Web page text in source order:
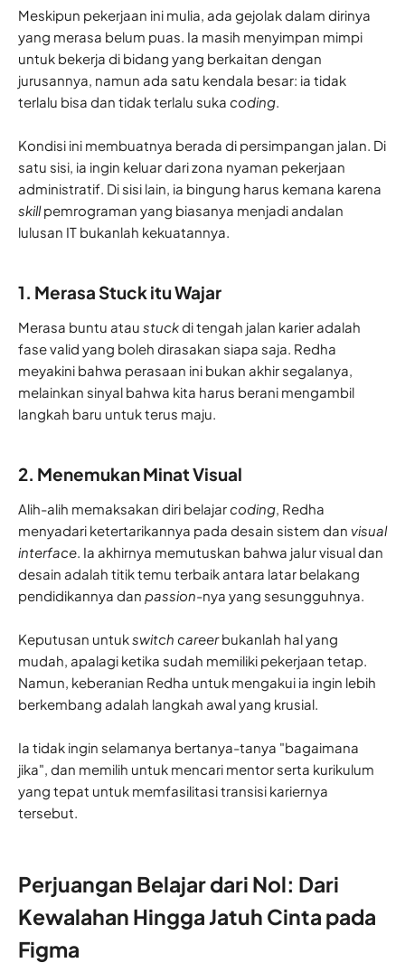
Meskipun pekerjaan ini mulia, ada gejolak dalam dirinya
yang merasa belum puas. Ia masih menyimpan mimpi
untuk bekerja di bidang yang berkaitan dengan
jurusannya, namun ada satu kendala besar: ia tidak
terlalu bisa dan tidak terlalu suka coding
Kondisi ini membuatnya berada di persimpangan jalan. Di
satu sisi, ia ingin keluar dari zona nyaman pekerjaan
administratif. Di sisi lain, ia bingung harus kemana karena
skillpemrograman yang biasanya menjadi andalan
lulusan IT bukanlah kekuatannya.
1. Merasa Stuck itu Wajar
Merasa buntu atau stuckdi tengah jalan karier adalah
fase valid yang boleh dirasakan siapa saja. Redha
meyakini bahwa perasaan ini bukan akhir segalanya,
melainkan sinyal bahwa kita harus berani mengambil
langkah baru untuk terus maju.
2. Menemukan Minat Visual
Alih-alih memaksakan diri belajarcoding , Redha
menyadari ketertarikannya pada desain sistem dan visual
interface . Ia akhirnya memutuskan bahwa jalur visual dan
desain adalah titik temu terbaik antara latar belakang
pendidikannya dan passion-nya yang sesungguhnya.
Keputusan untuk switch careerbukanlah hal yang
mudah, apalagi ketika sudah memiliki pekerjaan tetap.
Namun, keberanian Redha untuk mengakui ia ingin lebih
berkembang adalah langkah awal yang krusial.
Ia tidak ingin selamanya bertanya-tanya "bagaimana
jika", dan memilih untuk mencari mentor serta kurikulum
yang tepat untuk memfasilitasi transisi kariernya
tersebut.
Perjuangan Belajar dari Nol: Dari
Kewalahan Hingga Jatuh Cinta pada
Figma